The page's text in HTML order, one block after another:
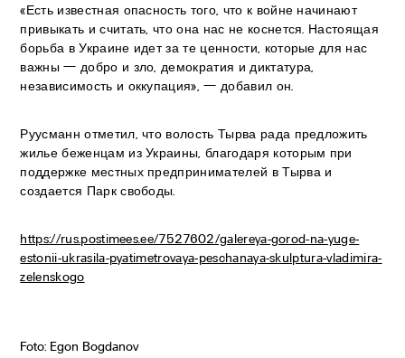
«Есть известная опасность того, что к войне начинают
привыкать и считать, что она нас не коснется. Настоящая
борьба в Украине идет за те ценности, которые для нас
важны — добро и зло, демократия и диктатура,
независимость и оккупация», — добавил он.
Руусманн отметил, что волость Тырва рада предложить
жилье беженцам из Украины, благодаря которым при
поддержке местных предпринимателей в Тырва и
создается Парк свободы.
https://rus.postimees.ee/7527602/galereya-gorod-na-yuge-
estonii-ukrasila-pyatimetrovaya-peschanaya-skulptura-vladimira-
zelenskogo
Foto: Egon Bogdanov